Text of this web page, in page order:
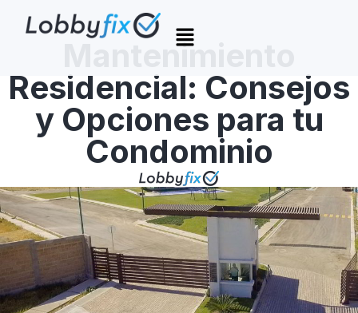
Mantenimiento
Residencial: Consejos
y Opciones para tu
Condominio